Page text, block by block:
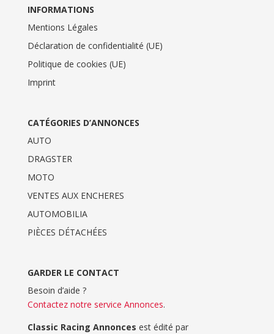
INFORMATIONS
Mentions Légales
Déclaration de confidentialité (UE)
Politique de cookies (UE)
Imprint
CATÉGORIES D’ANNONCES
AUTO
DRAGSTER
MOTO
VENTES AUX ENCHERES
AUTOMOBILIA
PIÈCES DÉTACHÉES
GARDER LE CONTACT
Besoin d’aide ?
Contactez notre service Annonces.
Classic Racing Annonces est édité par